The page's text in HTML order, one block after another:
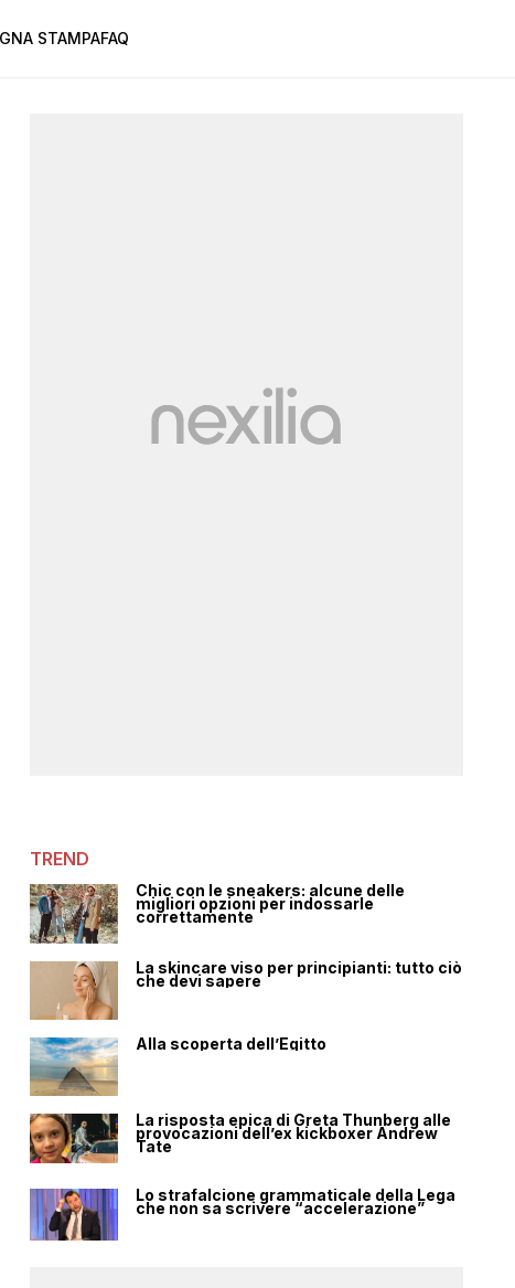
STAMPAFAQ
TREND
Chic con le sneakers: alcune delle
migliori opzioni per indossarle
correttamente
La skincare viso per principianti: tutto ciò
che devi sapere
Alla scoperta dell’Egitto
La risposta epica di Greta Thunberg alle
provocazioni dell’ex kickboxer Andrew
Tate
Lo strafalcione grammaticale della Lega
che non sa scrivere “accelerazione”